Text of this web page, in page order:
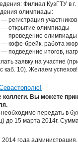
Филиал КузГТУ в
олимпиады:
регистрация участников
— открытие олимпиады
— проведение олимпиады
— кофе-брейк, работа
подведение итогов,
заявку на участие
каб. 10). Желаем успехов!
Вы можете
передать в
до 15 марта 2014г.
года